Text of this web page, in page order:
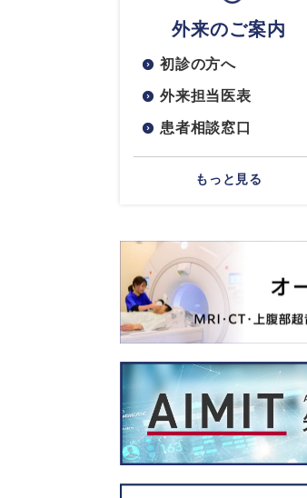
外来のご案内
初診の方へ
外来担当医表
患者相談窓口
もっと見る